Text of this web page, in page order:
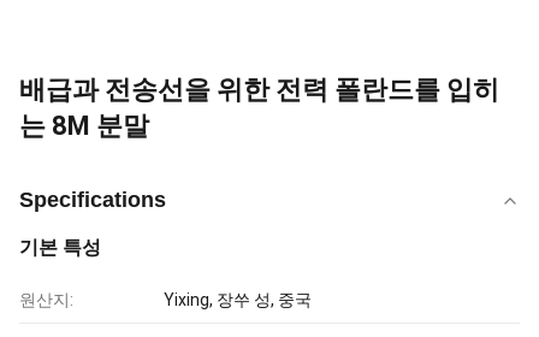
배급과 전송선을 위한 전력 폴란드를 입히
는 8M 분말
Specifications
기본 특성
원산지: Yixing, 장쑤 성, 중국